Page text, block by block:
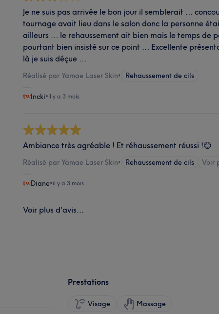
Je ne suis pas arrivée le bon jour il semblerait …
tournage avait lieu dans le salon donc la personne
ailleurs … le rehaussement ait bien mais le temps de
pourtant bien insisté sur ce point … Excellente
là je suis déçue …
Réalisé par Yamae Laser Skin• Rehaussement de cils
Incki•il y a 3 mois
Ambiance très agréable ! Et réhaussement réussi !😊
Réalisé par Yamae Laser Skin• Rehaussement de cils Voir
Diane•il y a 3 mois
Voir plus d'avis...
Prestations
Visage Massage